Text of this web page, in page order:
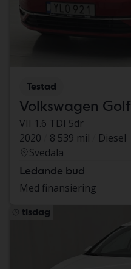
Testad
Volkswagen Golf
VII 1.6 TDI 5dr
2020
8 539 mil
Diesel
Svedala
Ledande bud
Med finansiering
tisdag